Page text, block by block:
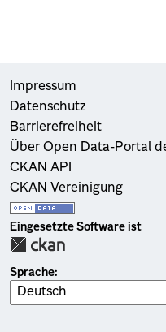
Impressum
Datenschutz
Barrierefreiheit
Über Open Data-Portal
CKAN API
CKAN Vereinigung
Eingesetzte Software ist
Sprache